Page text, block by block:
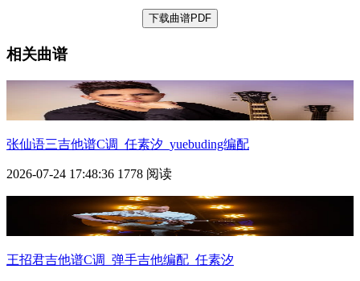
下载曲谱PDF
相关曲谱
张仙语三吉他谱C调_任素汐_yuebuding编配
2026-07-24 17:48:36 1778 阅读
王招君吉他谱C调_弹手吉他编配_任素汐